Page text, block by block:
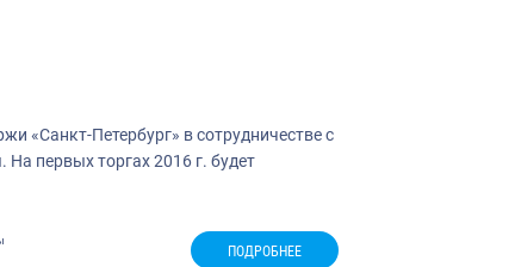
«Санкт-Петербург» в сотрудничестве с
первых торгах 2016 г. будет
ПОДРОБНЕЕ